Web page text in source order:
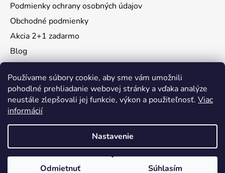
Používame súbory cookie, aby sme vám umožnili
pohodlné prehliadanie webovej stránky a vďaka analýze
neustále zlepšovali jej funkcie, výkon a použiteľnosť. Viac
informácií
Nastavenie
Odmietnuť Súhlasím
Podmienky ochrany osobných údajov
Obchodné podmienky
Akcia 2+1 zadarmo
Blog
Instagram
Vytvoril Shoptet